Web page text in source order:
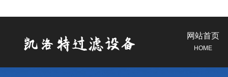
网站首页
HOME